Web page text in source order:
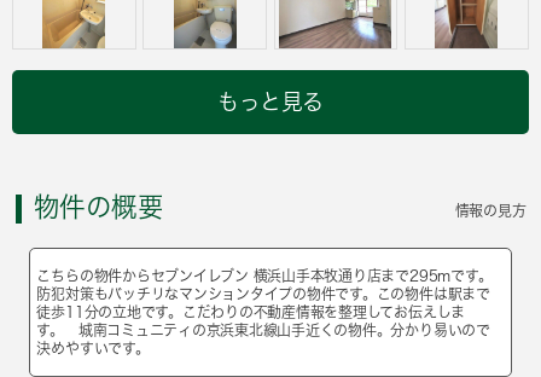
もっと見る
物件の概要 情報の見方
こちらの物件からセブンイレブン 横浜山手本牧通り店まで295mです。
防犯対策もバッチリなマンションタイプの物件です。この物件は駅まで
徒歩11分の立地です。こだわりの不動産情報を整理してお伝えしま
す。 城南コミュニティの京浜東北線山手近くの物件。分かり易いので
決めやすいです。